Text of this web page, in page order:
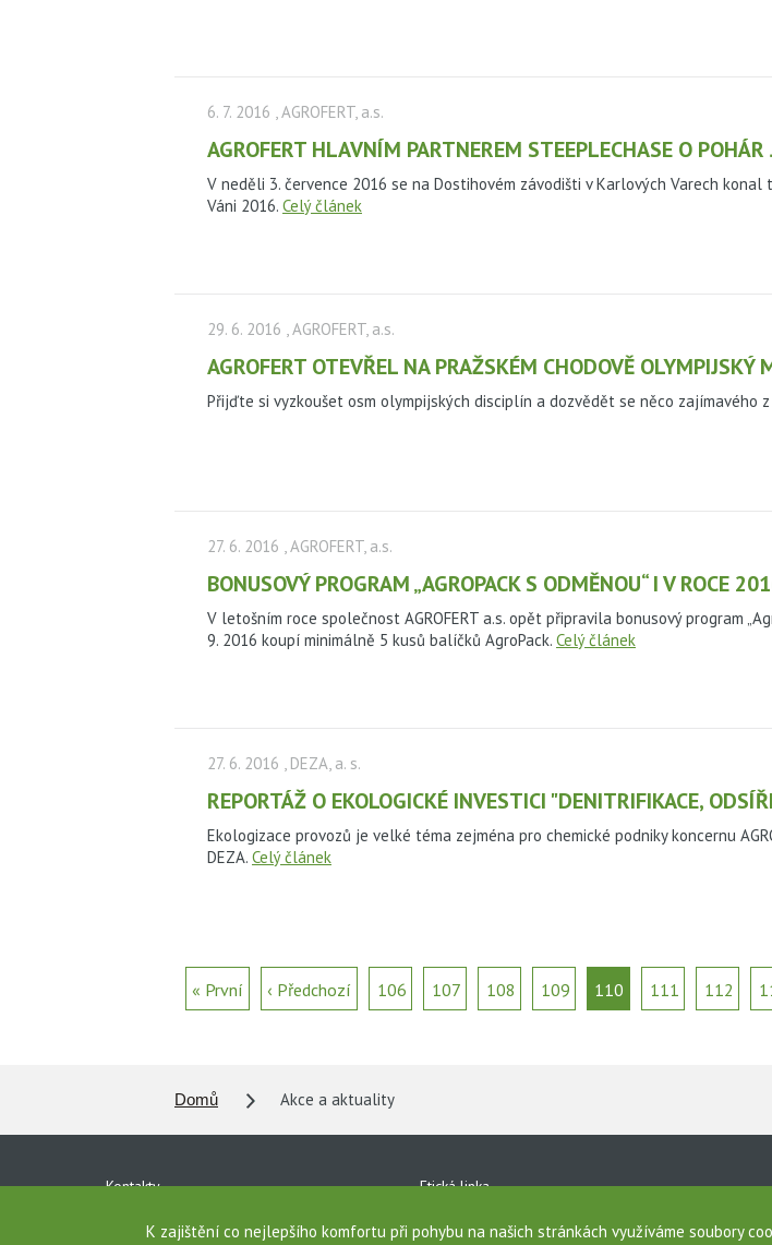
6. 7. 2016 , AGROFERT, a.s.
AGROFERT HLAVNÍM PARTNEREM STEEPLECHASE O
V neděli 3. července 2016 se na Dostihovém závodišti v Karlových Varech
Váni 2016. Celý článek
29. 6. 2016 , AGROFERT, a.s.
AGROFERT OTEVŘEL NA PRAŽSKÉM CHODOVĚ OLYMPIJSKÝ
Přijďte si vyzkoušet osm olympijských disciplín a dozvědět se něco zajímavého
27. 6. 2016 , AGROFERT, a.s.
BONUSOVÝ PROGRAM „AGROPACK S ODMĚNOU“ I V ROCE
V letošním roce společnost AGROFERT a.s. opět připravila bonusový program
9. 2016 koupí minimálně 5 kusů balíčků AgroPack. Celý článek
27. 6. 2016 , DEZA, a. s.
REPORTÁŽ O EKOLOGICKÉ INVESTICI "DENITRIFIKACE,
Ekologizace provozů je velké téma zejména pro chemické podniky koncernu
DEZA. Celý článek
« První ‹ Předchozí 106 107 108 109 110 111 112
Domů Akce a aktuality
Kontakty
Etická linka
Ke stažení
Ochrana osobních údajů
K zajištění co nejlepšího komfortu při pohybu na našich stránkách využíváme soubory